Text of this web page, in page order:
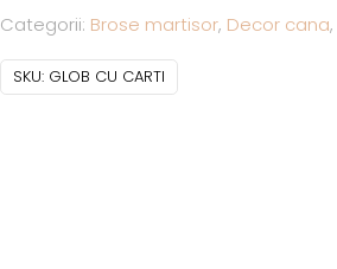
Categorii: Brose martisor, Decor cana,
SKU: GLOB CU CARTI